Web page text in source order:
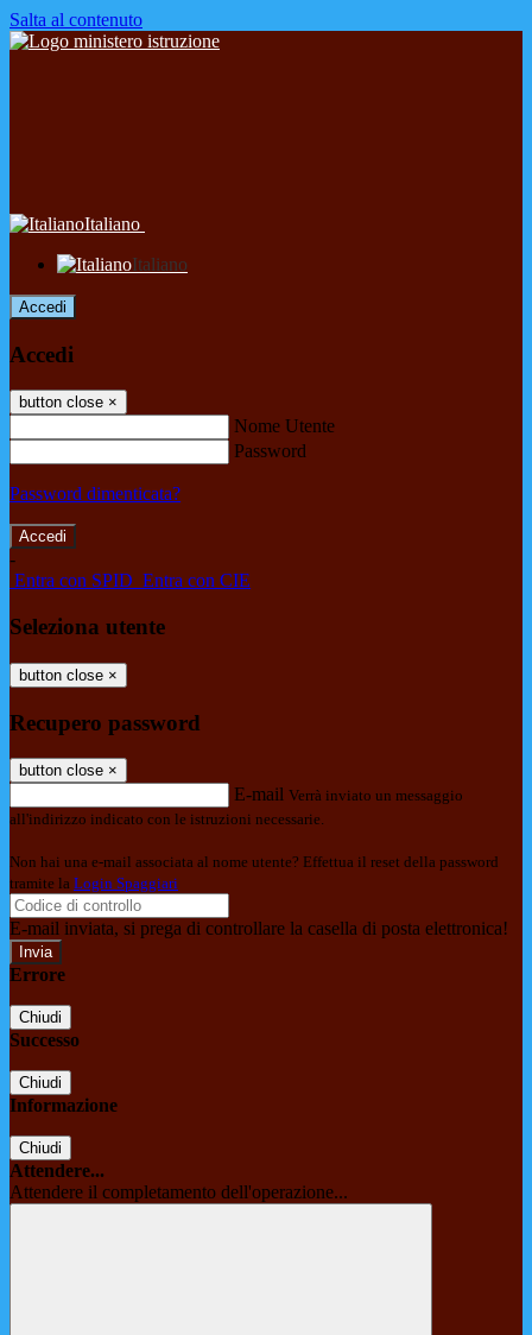
Salta al contenuto
Italiano
Italiano
Accedi
Accedi
button close ×
Nome Utente
Password
Password dimenticata?
-
Entra con SPID Entra con CIE
Seleziona utente
button close ×
Recupero password
button close ×
E-mail Verrà inviato un messaggio
all'indirizzo indicato con le istruzioni necessarie.
Non hai una e-mail associata al nome utente? Effettua il reset della password
tramite la Login Spaggiari
E-mail inviata, si prega di controllare la casella di posta elettronica!
Errore
Chiudi
Successo
Chiudi
Informazione
Chiudi
Attendere...
Attendere il completamento dell'operazione...